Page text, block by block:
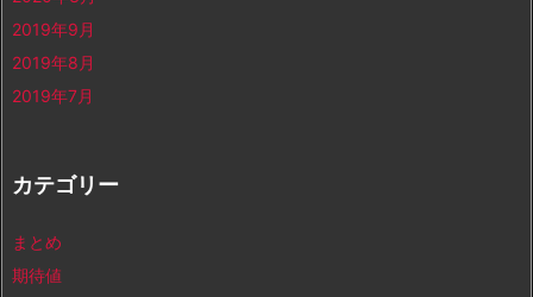
2019年9月
2019年8月
2019年7月
カテゴリー
まとめ
期待値